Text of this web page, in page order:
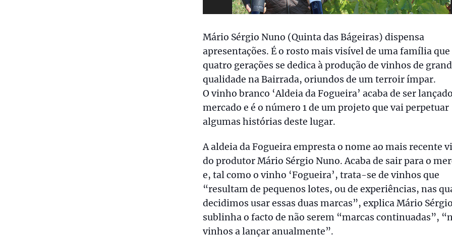
Mário Sérgio Nuno (Quinta das Bágeiras) dispensa
apresentações. É o rosto mais visível de uma família que
quatro gerações se dedica à produção de vinhos de
qualidade na Bairrada, oriundos de um terroir ímpar.
O vinho branco ‘Aldeia da Fogueira’ acaba de ser
mercado e é o número 1 de um projeto que vai perpetuar
algumas histórias deste lugar.
A aldeia da Fogueira empresta o nome ao mais recente
do produtor Mário Sérgio Nuno. Acaba de sair para o
e, tal como o vinho ‘Fogueira’, trata-se de vinhos que
“resultam de pequenos lotes, ou de experiências, nas
decidimos usar essas duas marcas”, explica Mário
sublinha o facto de não serem “marcas continuadas”,
vinhos a lançar anualmente”.